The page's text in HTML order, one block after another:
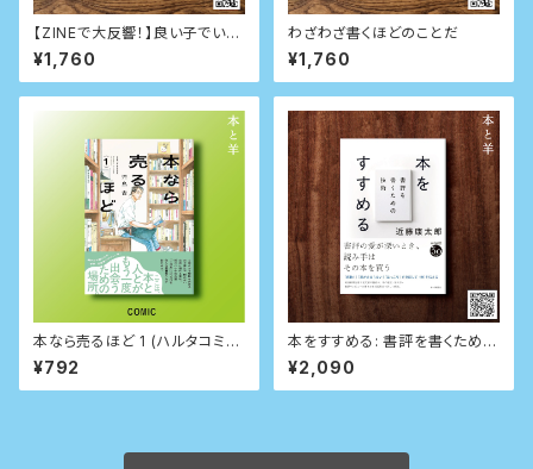
【ZINEで大反響！】良い子でいた
ら幸せになれるんじゃなかった
のかよ（単行本）
¥1,760
わざわざ書くほどのことだ
¥1,760
本なら売るほど 1 (ハルタコミッ
クス)
¥792
本をすすめる: 書評を書くための
技術
¥2,090